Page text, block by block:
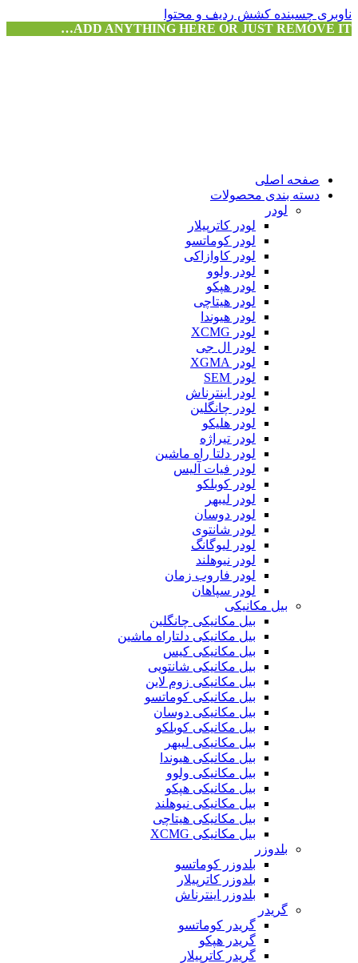
ناوبری چسبنده کشش ردیف و محتوا
ADD ANYTHING HERE OR JUST REMOVE IT…
صفحه اصلی
دسته بندی محصولات
لودر
لودر کاترپیلار
لودر کوماتسو
لودر کاوازاکی
لودر ولوو
لودر هپکو
لودر هیتاچی
لودر هیوندا
لودر XCMG
لودر ال جی
لودر XGMA
لودر SEM
لودر اینترناش
لودر چانگلین
لودر هلیکو
لودر تیراژه
لودر دلتا راه ماشین
لودر فیات آلیس
لودر کوبلکو
لودر لیبهر
لودر دوسان
لودر شانتوی
لودر لیوگانگ
لودر نیوهلند
لودر فاروب زمان
لودر سپاهان
بیل مکانیکی
بیل مکانیکی چانگلین
بیل مکانیکی دلتاراه ماشین
بیل مکانیکی کیس
بیل مکانیکی شانتویی
بیل مکانیکی زوم لاین
بیل مکانیکی کوماتسو
بیل مکانیکی دوسان
بیل مکانیکی کوبلکو
بیل مکانیکی لیبهر
بیل مکانیکی هیوندا
بیل مکانیکی ولوو
بیل مکانیکی هپکو
بیل مکانیکی نیوهلند
بیل مکانیکی هیتاچی
بیل مکانیکی XCMG
بلدوزر
بلدوزر کوماتسو
بلدوزر کاترپیلار
بلدوزر اینترناش
گریدر
گریدر کوماتسو
گریدر هپکو
گریدر کاترپیلار